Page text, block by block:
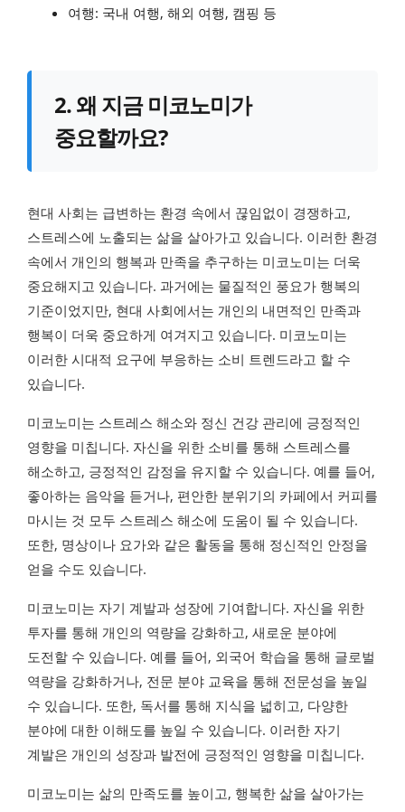
여행: 국내 여행, 해외 여행, 캠핑 등
2. 왜 지금 미코노미가
중요할까요?
현대 사회는 급변하는 환경 속에서 끊임없이 경쟁하고,
스트레스에 노출되는 삶을 살아가고 있습니다. 이러한 환경
속에서 개인의 행복과 만족을 추구하는 미코노미는 더욱
중요해지고 있습니다. 과거에는 물질적인 풍요가 행복의
기준이었지만, 현대 사회에서는 개인의 내면적인 만족과
행복이 더욱 중요하게 여겨지고 있습니다. 미코노미는
이러한 시대적 요구에 부응하는 소비 트렌드라고 할 수
있습니다.
미코노미는 스트레스 해소와 정신 건강 관리에 긍정적인
영향을 미칩니다. 자신을 위한 소비를 통해 스트레스를
해소하고, 긍정적인 감정을 유지할 수 있습니다. 예를 들어,
좋아하는 음악을 듣거나, 편안한 분위기의 카페에서 커피를
마시는 것 모두 스트레스 해소에 도움이 될 수 있습니다.
또한, 명상이나 요가와 같은 활동을 통해 정신적인 안정을
얻을 수도 있습니다.
미코노미는 자기 계발과 성장에 기여합니다. 자신을 위한
투자를 통해 개인의 역량을 강화하고, 새로운 분야에
도전할 수 있습니다. 예를 들어, 외국어 학습을 통해 글로벌
역량을 강화하거나, 전문 분야 교육을 통해 전문성을 높일
수 있습니다. 또한, 독서를 통해 지식을 넓히고, 다양한
분야에 대한 이해도를 높일 수 있습니다. 이러한 자기
계발은 개인의 성장과 발전에 긍정적인 영향을 미칩니다.
미코노미는 삶의 만족도를 높이고, 행복한 삶을 살아가는